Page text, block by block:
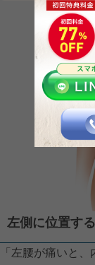
左側に位置す
「左腰が痛いと